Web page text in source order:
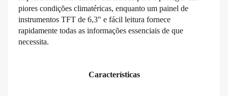
piores condições climatéricas, enquanto um painel de
instrumentos TFT de 6,3" e fácil leitura fornece
rapidamente todas as informações essenciais de que
necessita.
Características